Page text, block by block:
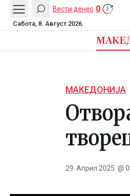
Вести денес 0
Сабота, 8. Август 2026.
МАКЕДОНИЈА
29. Април 2025. @